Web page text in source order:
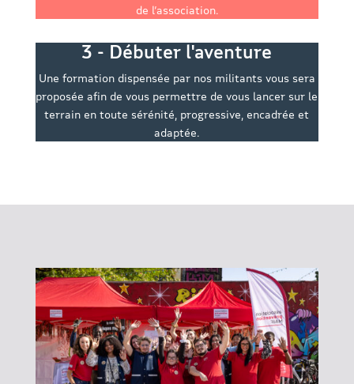
de l’association.
3 - Débuter l'aventure
Une formation dispensée par nos militants vous sera
proposée afin de vous permettre de vous lancer sur le
terrain en toute sérénité, progressive, encadrée et
adaptée.